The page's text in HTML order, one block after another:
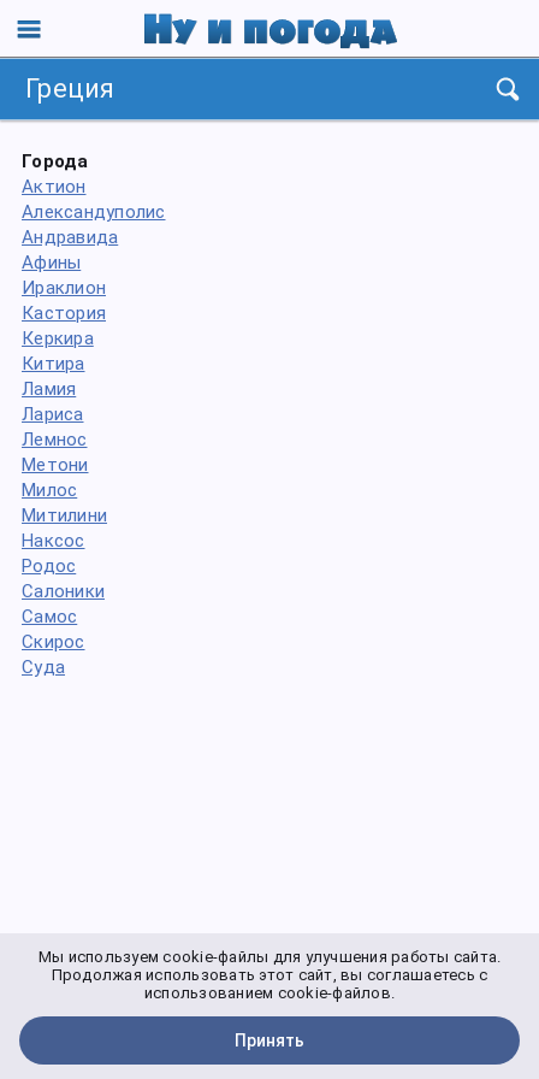
Греция
Города
Актион
Александуполис
Андравида
Афины
Ираклион
Кастория
Керкира
Китира
Ламия
Лариса
Лемнос
Метони
Милос
Митилини
Наксос
Родос
Салоники
Самос
Скирос
Суда
Мы используем cookie-файлы для улучшения работы сайта.
Продолжая использовать этот сайт, вы соглашаетесь с
использованием cookie-файлов.
Принять